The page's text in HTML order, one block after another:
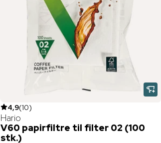
4,9(10)
Hario
V60 papirfiltre til filter 02 (100
stk.)